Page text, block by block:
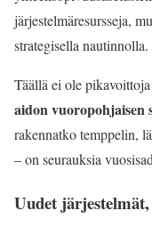
järjestelmäresursseja,
strategisella nautinnolla.
Täällä ei ole
aidon vuoropohjaisen
rakennatko temppelin,
– on seurauksia
Uudet